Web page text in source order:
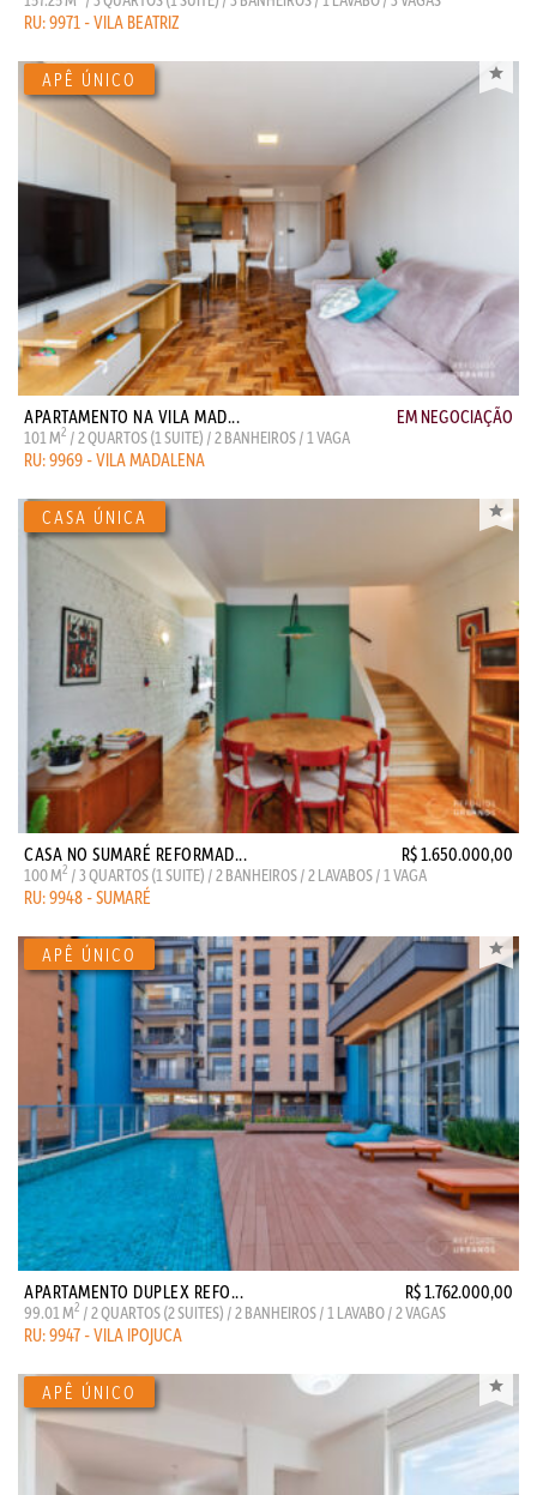
RU: 9971 - VILA BEATRIZ
APARTAMENTO NA VILA MAD... EM NEGOCIAÇÃO
101 M2 / 2 QUARTOS (1 SUITE) / 2 BANHEIROS / 1 VAGA
RU: 9969 - VILA MADALENA
CASA NO SUMARÉ REFORMAD... R$ 1.650.000,00
100 M2 / 3 QUARTOS (1 SUITE) / 2 BANHEIROS / 2 LAVABOS / 1 VAGA
RU: 9948 - SUMARÉ
APARTAMENTO DUPLEX REFO... R$ 1.762.000,00
99.01 M2 / 2 QUARTOS (2 SUITES) / 2 BANHEIROS / 1 LAVABO / 2 VAGAS
RU: 9947 - VILA IPOJUCA